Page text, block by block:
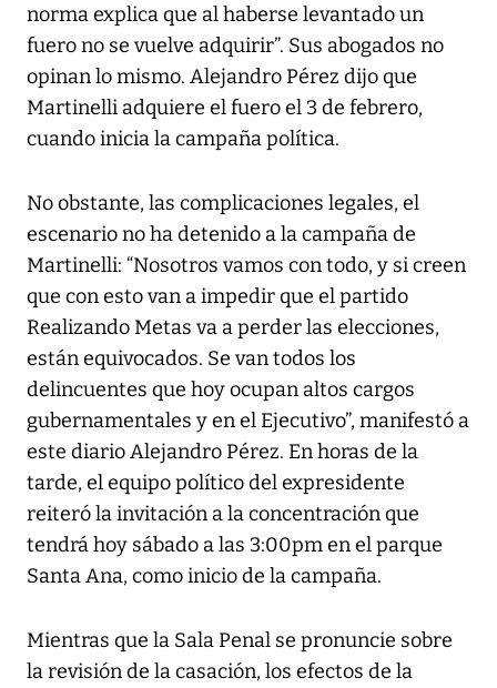
norma explica que al haberse levantado un
fuero no se vuelve adquirir”. Sus abogados no
opinan lo mismo. Alejandro Pérez dijo que
Martinelli adquiere el fuero el 3 de febrero,
cuando inicia la campaña política.
No obstante, las complicaciones legales, el
escenario no ha detenido a la campaña de
Martinelli: “Nosotros vamos con todo, y si creen
que con esto van a impedir que el partido
Realizando Metas va a perder las elecciones,
están equivocados. Se van todos los
delincuentes que hoy ocupan altos cargos
gubernamentales y en el Ejecutivo”, manifestó a
este diario Alejandro Pérez. En horas de la
tarde, el equipo político del expresidente
reiteró la invitación a la concentración que
tendrá hoy sábado a las 3:00pm en el parque
Santa Ana, como inicio de la campaña.
Mientras que la Sala Penal se pronuncie sobre
la revisión de la casación, los efectos de la